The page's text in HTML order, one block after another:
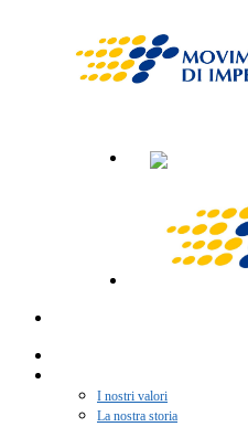
I nostri valori
La nostra storia